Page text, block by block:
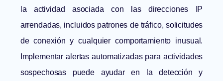
la actividad asociada con las direcciones IP
arrendadas, incluidos patrones de tráfico, solicitudes
de conexión y cualquier comportamiento inusual.
Implementar alertas automatizadas para actividades
sospechosas puede ayudar en la detección y